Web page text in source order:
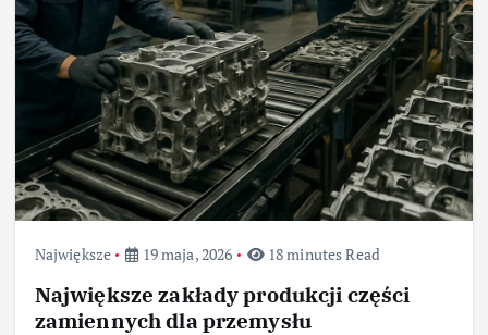
Największe 19 maja, 2026 18 minutes Read
Największe zakłady produkcji części
zamiennych dla przemysłu